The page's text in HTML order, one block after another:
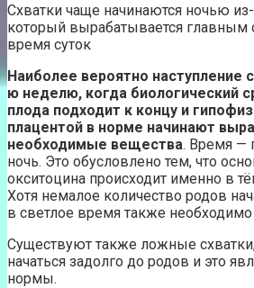
Схватки чаще начинаются ночью
который вырабатывается главным
время суток
Наиболее вероятно наступление
ю неделю, когда биологический
плода подходит к концу и
плацентой в норме начинают
необходимые вещества. Время —
ночь. Это обусловлено тем, что
окситоцина происходит именно в
Хотя немалое количество родов
в светлое время также
Существуют также ложные
начаться задолго до родов и это
нормы.